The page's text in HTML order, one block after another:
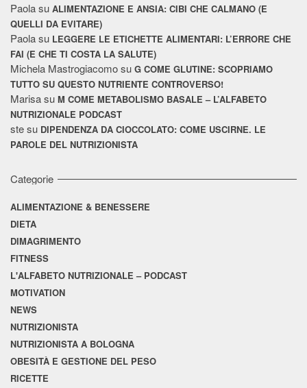
Paolasu ALIMENTAZIONE E ANSIA: CIBI CHE CALMANO (E
QUELLI DA EVITARE)
Paolasu LEGGERE LE ETICHETTE ALIMENTARI: L’ERRORE CHE
FAI (E CHE TI COSTA LA SALUTE)
Michela Mastrogiacomosu G COME GLUTINE: SCOPRIAMO
TUTTO SU QUESTO NUTRIENTE CONTROVERSO!
Marisasu M COME METABOLISMO BASALE – L’ALFABETO
NUTRIZIONALE PODCAST
stesu DIPENDENZA DA CIOCCOLATO: COME USCIRNE. LE
PAROLE DEL NUTRIZIONISTA
Categorie
ALIMENTAZIONE & BENESSERE
DIETA
DIMAGRIMENTO
FITNESS
L'ALFABETO NUTRIZIONALE – PODCAST
MOTIVATION
NEWS
NUTRIZIONISTA
NUTRIZIONISTA A BOLOGNA
OBESITÀ E GESTIONE DEL PESO
RICETTE